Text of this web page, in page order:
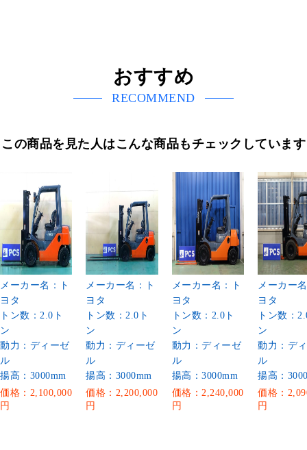
おすすめ
RECOMMEND
この商品を見た人はこんな商品もチェックしています
メーカー名：ト
ヨタ
トン数：2.0ト
ン
動力：ディーゼ
ル
揚高：3000mm
価格：2,100,000
円
メーカー名：ト
ヨタ
トン数：2.0ト
ン
動力：ディーゼ
ル
揚高：3000mm
価格：2,200,000
円
メーカー名：ト
ヨタ
トン数：2.0ト
ン
動力：ディーゼ
ル
揚高：3000mm
価格：2,240,000
円
メーカー
ヨタ
トン数：
ン
動力：デ
ル
揚高：
価格：
円